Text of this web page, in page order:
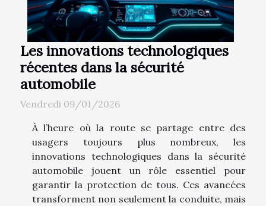
Les innovations technologiques
récentes dans la sécurité
automobile
Vendredi 09/01/2026
À l’heure où la route se partage entre des
usagers toujours plus nombreux, les
innovations technologiques dans la sécurité
automobile jouent un rôle essentiel pour
garantir la protection de tous. Ces avancées
transforment non seulement la conduite, mais